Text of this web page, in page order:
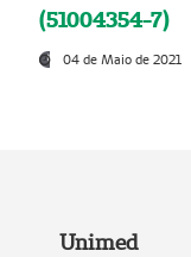
(51004354-7)
04 de Maio de 2021
Unimed